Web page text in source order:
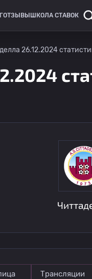
ОТЗЫВЫ ШКОЛА СТАВОК
26.12.2024
Трансляции
Кубок
Читтаделла